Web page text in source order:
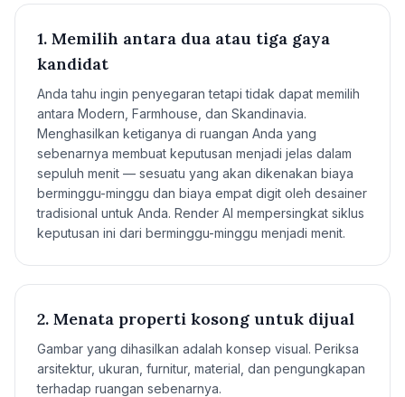
1. Memilih antara dua atau tiga gaya
kandidat
Anda tahu ingin penyegaran tetapi tidak dapat memilih
antara Modern, Farmhouse, dan Skandinavia.
Menghasilkan ketiganya di ruangan Anda yang
sebenarnya membuat keputusan menjadi jelas dalam
sepuluh menit — sesuatu yang akan dikenakan biaya
berminggu-minggu dan biaya empat digit oleh desainer
tradisional untuk Anda. Render AI mempersingkat siklus
keputusan ini dari berminggu-minggu menjadi menit.
2. Menata properti kosong untuk dijual
Gambar yang dihasilkan adalah konsep visual. Periksa
arsitektur, ukuran, furnitur, material, dan pengungkapan
terhadap ruangan sebenarnya.